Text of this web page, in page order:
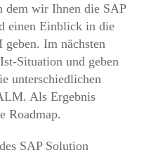
dem wir Ihnen die SAP
einen Einblick in die
Im nächsten
Situation und geben
unterschiedlichen
Als Ergebnis
Roadmap.
SAP Solution